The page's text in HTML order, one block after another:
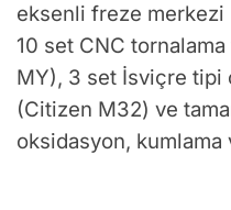
eksenli freze
10 set CNC
MY), 3 set İsviçre tipi
(Citizen M32) ve
oksidasyon, kumlama